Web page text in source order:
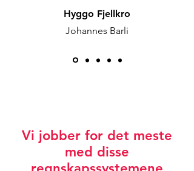
Hyggo Fjellkro
Johannes Barli
Vi jobber for det meste
med disse